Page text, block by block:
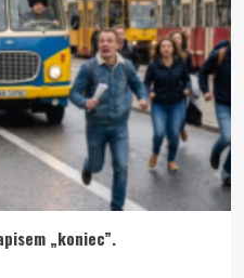
„koniec”.